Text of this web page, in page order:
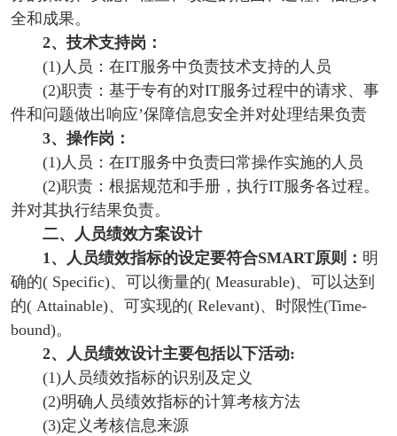
全和成果。
2、技术支持岗：
(1)人员：在IT服务中负责技术支持的人员
(2)职责：基于专有的对IT服务过程中的请求、事
件和问题做出响应’保障信息安全并对处理结果负责
3、操作岗：
(1)人员：在IT服务中负责曰常操作实施的人员
(2)职责：根据规范和手册，执行IT服务各过程。
并对其执行结果负责。
二、人员绩效方案设计
1、人员绩效指标的设定要符合SMART原则： 明
确的( Specific)、可以衡量的( Measurable)、可以达到
的( Attainable)、可实现的( Relevant)、时限性(Time-
bound)。
2、人员绩效设计主要包括以下活动:
(1)人员绩效指标的识别及定义
(2)明确人员绩效指标的计算考核方法
(3)定义考核信息来源